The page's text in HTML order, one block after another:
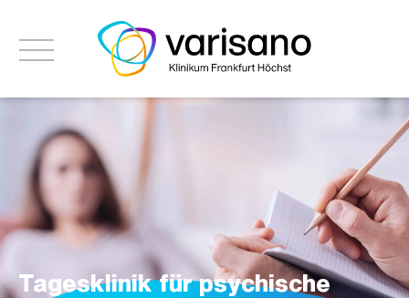
Tagesklinik für psychische